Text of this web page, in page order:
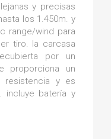
y precisas
los 1.450m. y
range/wind para
tiro. la carcasa
por un
proporciona un
resistencia y es
incluye batería y